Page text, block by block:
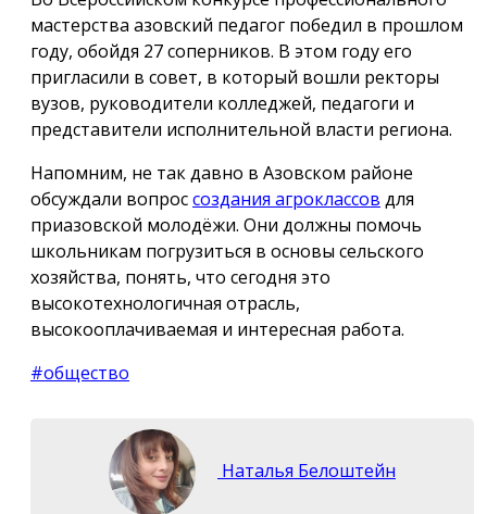
мастерства азовский педагог победил в прошлом
году, обойдя 27 соперников. В этом году его
пригласили в совет, в который вошли ректоры
вузов, руководители колледжей, педагоги и
представители исполнительной власти региона.
Напомним, не так давно в Азовском районе
обсуждали вопроссоздания агроклассов для
приазовской молодёжи. Они должны помочь
школьникам погрузиться в основы сельского
хозяйства, понять, что сегодня это
высокотехнологичная отрасль,
высокооплачиваемая и интересная работа.
#общество
Наталья Белоштейн